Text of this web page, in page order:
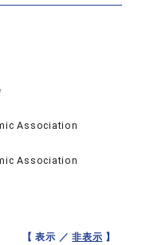
Association
Association
【 表示 ／非表示 】